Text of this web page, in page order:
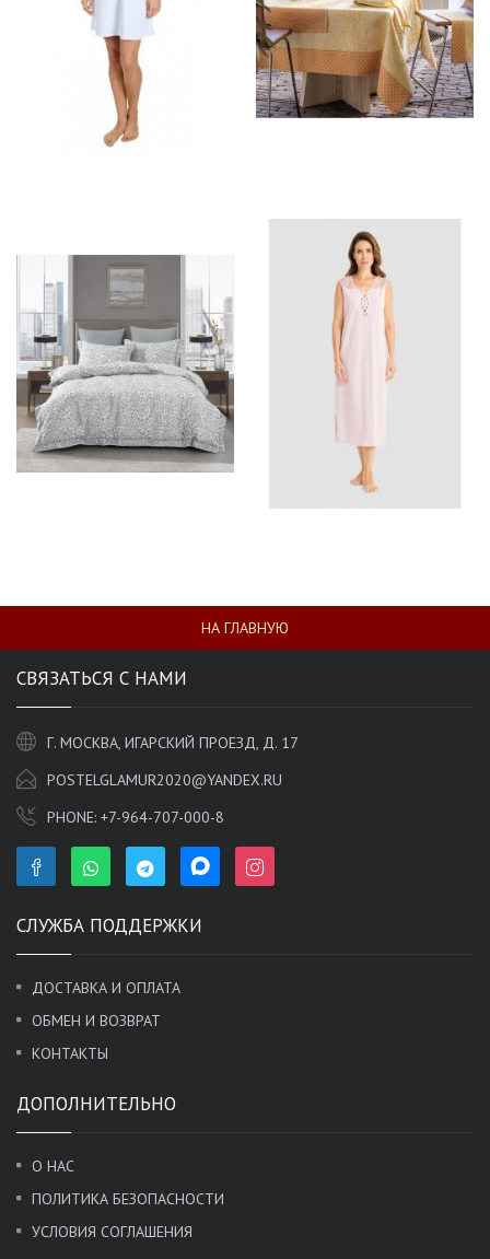
НА ГЛАВНУЮ
СВЯЗАТЬСЯ С НАМИ
Г. МОСКВА, ИГАРСКИЙ ПРОЕЗД, Д. 17
POSTELGLAMUR2020@YANDEX.RU
PHONE: +7-964-707-000-8
СЛУЖБА ПОДДЕРЖКИ
ДОСТАВКА И ОПЛАТА
ОБМЕН И ВОЗВРАТ
КОНТАКТЫ
ДОПОЛНИТЕЛЬНО
О НАС
ПОЛИТИКА БЕЗОПАСНОСТИ
УСЛОВИЯ СОГЛАШЕНИЯ